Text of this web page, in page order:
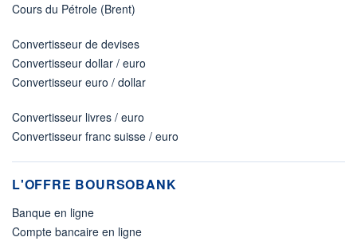
Cours du Pétrole (Brent)
Convertisseur de devises
Convertisseur dollar / euro
Convertisseur euro / dollar
Convertisseur livres / euro
Convertisseur franc suisse / euro
L'OFFRE BOURSOBANK
Banque en ligne
Compte bancaire en ligne